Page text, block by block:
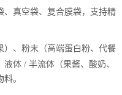
、真空袋、复合膜袋，支持精
）、粉末（高端蛋白粉、代餐
体 / 半流体（果酱、酸奶、
。